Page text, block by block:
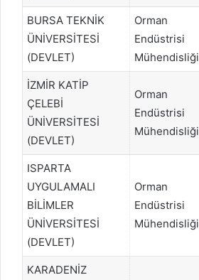
BURSA TEKNİK
ÜNİVERSİTESİ
(DEVLET)
Orman
Endüstrisi
Mühendisliği
İZMİR KATİP
ÇELEBİ
ÜNİVERSİTESİ
(DEVLET)
Orman
Endüstrisi
Mühendisliği
ISPARTA
UYGULAMALI
BİLİMLER
ÜNİVERSİTESİ
(DEVLET)
Orman
Endüstrisi
Mühendisliği
KARADENİZ